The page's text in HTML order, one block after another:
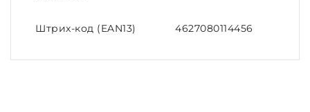
Штрих-код (EAN13) 4627080114456